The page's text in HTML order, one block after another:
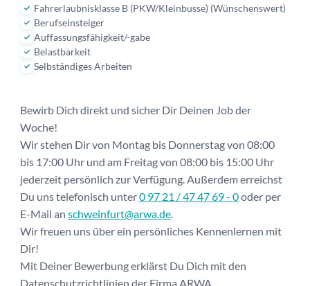
Fahrerlaubnisklasse B (PKW/Kleinbusse) (Wünschenswert)
Berufseinsteiger
Auffassungsfähigkeit/-gabe
Belastbarkeit
Selbständiges Arbeiten
Bewirb Dich direkt und sicher Dir Deinen Job der
Woche!
Wir stehen Dir von Montag bis Donnerstag von 08:00
bis 17:00 Uhr und am Freitag von 08:00 bis 15:00 Uhr
jederzeit persönlich zur Verfügung. Außerdem erreichst
Du uns telefonisch unter0 97 21 / 47 47 69 - 0oder per
E-Mail an schweinfurt@arwa.de.
Wir freuen uns über ein persönliches Kennenlernen mit
Dir!
Mit Deiner Bewerbung erklärst Du Dich mit den
Datenschutzrichtlinien der Firma ARWA